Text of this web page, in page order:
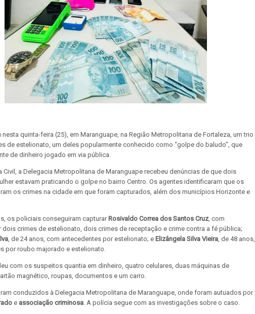
quinta-feira (25), em Maranguape, na Região Metropolitana de Fortaleza, um trio
de estelionato, um deles popularmente conhecido como “golpe do baludo”, que
de dinheiro jogado em via pública.
Civil, a Delegacia Metropolitana de Maranguape recebeu denúncias de que dois
estavam praticando o golpe no bairro Centro. Os agentes identificaram que os
os crimes na cidade em que foram capturados, além dos municípios Horizonte e
os policiais conseguiram capturar Rosivaldo Correa dos Santos Cruz, com
dois crimes de estelionato, dois crimes de receptação e crime contra a fé pública;
, de 24 anos, com antecedentes por estelionato; e Elizângela Silva Vieira, de 48 anos,
por roubo majorado e estelionato.
com os suspeitos quantia em dinheiro, quatro celulares, duas máquinas de
magnético, roupas, documentos e um carro.
conduzidos à Delegacia Metropolitana de Maranguape, onde foram autuados por
e associação criminosa. A polícia segue com as investigações sobre o caso.